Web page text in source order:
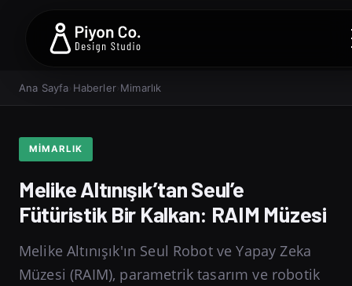
Ana Sayfa Haberler› Mimarlık
MIMARLIK
Melike Altınışık’tan Seul’e
Fütüristik Bir Kalkan: RAIM Müzesi
Melike Altınışık'ın Seul Robot ve Yapay Zeka
Müzesi (RAIM), parametrik tasarım ve robotik